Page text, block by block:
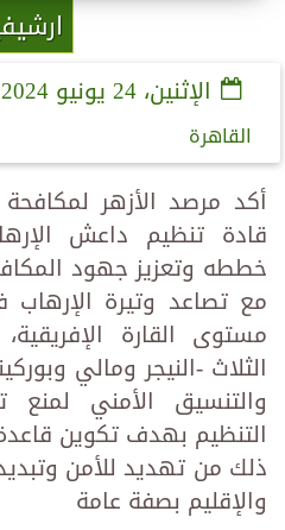
الإثنين، 24 يونيو 2024
القاهرة
أكد مرصد الأزهر
قادة تنظيم داعش
خططه وتعزيز جهود
مع تصاعد وتيرة
مستوى القارة
الثلاث -النيجر ومالي
والتنسيق الأمني
التنظيم بهدف تكوين
ذلك من تهديد للأمن
والإقليم بصفة عامة